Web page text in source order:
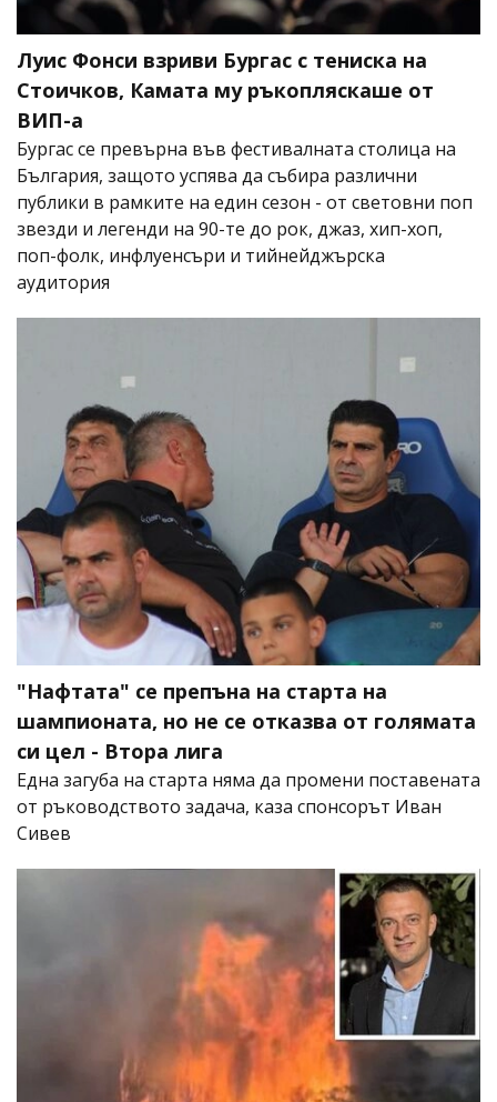
Луис Фонси взриви Бургас с тениска на
Стоичков, Камата му ръкопляскаше от
ВИП-а
Бургас се превърна във фестивалната столица на
България, защото успява да събира различни
публики в рамките на един сезон - от световни поп
звезди и легенди на 90-те до рок, джаз, хип-хоп,
поп-фолк, инфлуенсъри и тийнейджърска
аудитория
"Нафтата" се препъна на старта на
шампионата, но не се отказва от голямата
си цел - Втора лига
Една загуба на старта няма да промени поставената
от ръководството задача, каза спонсорът Иван
Сивев